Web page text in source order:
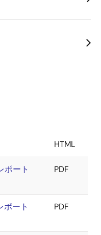
訳版） PDF
版）
HTML
ポート
PDF
ポート
PDF